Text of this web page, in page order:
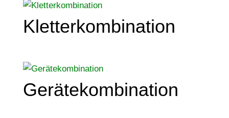
Kletterkombination
Gerätekombination